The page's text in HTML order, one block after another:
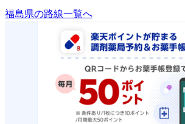
福島県の路線一覧へ